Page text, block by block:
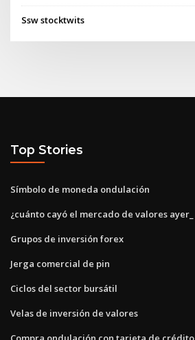
Ssw stocktwits
Top Stories
Símbolo de moneda ondulación
¿cuánto cayó el mercado de valores ayer_
Grupos de inversión forex
Jerga comercial de pin
Ciclos del sector bursátil
Velas de inversión de valores